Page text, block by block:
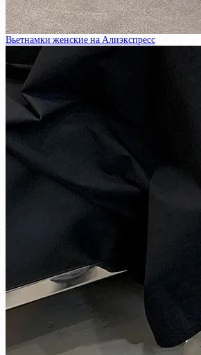
Вьетнамки женские на Алиэкспресс